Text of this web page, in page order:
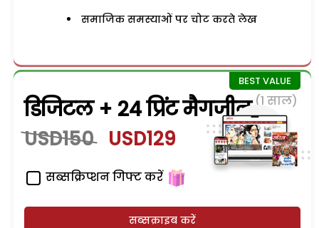
समाजिक समस्याओं पर चोट करते लेख
डिजिटल + 24 प्रिंट मैगजीन (1 साल)
USD150 USD129
सब्सक्रिप्शन गिफ्ट करें
सब्सक्राइब करें